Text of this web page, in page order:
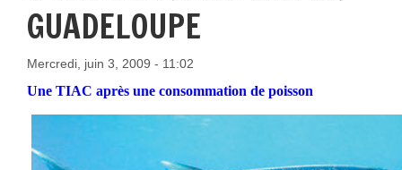
GUADELOUPE
Mercredi, juin 3, 2009 - 11:02
Une TIAC après une consommation de poisson